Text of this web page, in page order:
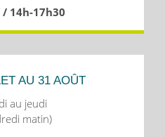
14h-17h30
AU 31 AOÛT
au jeudi
matin)